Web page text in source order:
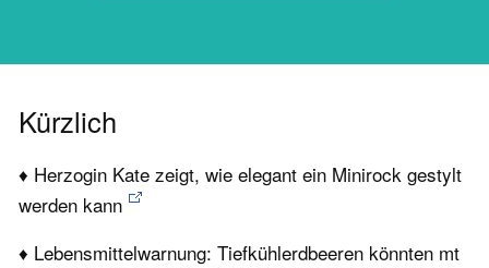
Kürzlich
♦ Herzogin Kate zeigt, wie elegant ein Minirock gestylt
werden kann
♦ Lebensmittelwarnung: Tiefkühlerdbeeren könnten mt